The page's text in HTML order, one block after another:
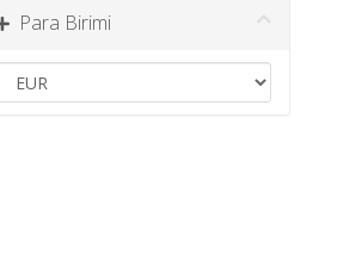
Para Birimi